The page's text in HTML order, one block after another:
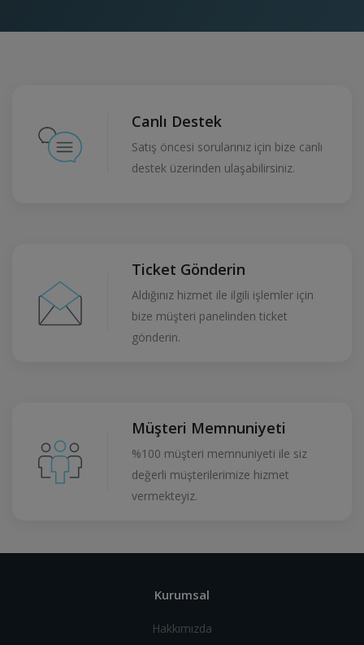
Canlı Destek
Satış öncesi sorularınız için bize canlı
destek üzerinden ulaşabilirsiniz.
Ticket Gönderin
Aldığınız hizmet ile ilgili işlemler için
bize müşteri panelinden ticket
gönderin.
Müşteri Memnuniyeti
%100 müşteri memnuniyeti ile siz
değerli müşterilerimize hizmet
vermekteyiz.
Kurumsal
Hakkımızda